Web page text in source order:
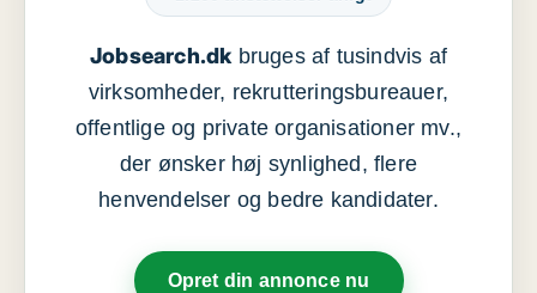
Jobsearch.dkbruges af tusindvis af
virksomheder, rekrutteringsbureauer,
offentlige og private organisationer mv.,
der ønsker høj synlighed, flere
henvendelser og bedre kandidater.
Opret din annonce nu